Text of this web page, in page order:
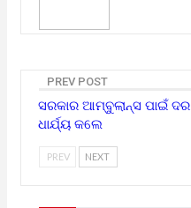
PREV POST
ସରକାର ଆମ୍ବୁଲାନ୍ସ ପାଇଁ ଦର
ଧାର୍ଯ୍ୟ କଲେ
PREV NEXT